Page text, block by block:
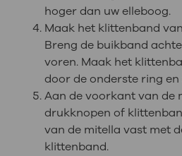
hoger dan uw elleboog.
Maak het klittenband
Breng de buikband
voren. Maak het
door de onderste ring
Aan de voorkant van de
drukknopen of
van de mitella vast met
klittenband.